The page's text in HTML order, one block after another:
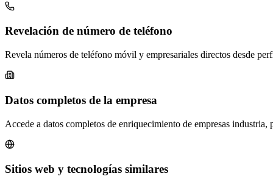
Revelación de número de teléfono
Revela números de teléfono móvil y empresariales directos desde
Datos completos de la empresa
Accede a datos completos de enriquecimiento de empresas
Sitios web y tecnologías similares